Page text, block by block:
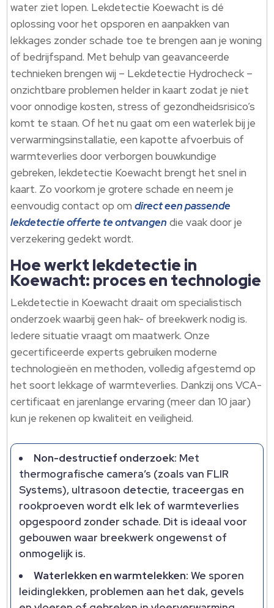
water ziet lopen.​ Lekdetectie Koewacht is dé
oplossing voor het opsporen en aanpakken van
lekkages zonder schade toe te brengen aan je woning
of bedrijfspand.​ Met behulp van geavanceerde
technieken brengen wij – Lekdetectie Hydrocheck –
onzichtbare problemen helder in kaart zodat je niet
voor onnodige kosten, stress of gezondheidsrisico’s
komt te staan.​ Of het nu gaat om een waterlek bij je
verwarmingsinstallatie, een kapotte afvoerbuis of
warmteverlies door verborgen bouwkundige
gebreken, lekdetectie Koewacht brengt het snel in
kaart.​ Zo voorkom je grotere schade en neem je
eenvoudig contact op omdirect een passende
lekdetectie offerte te ontvangen die vaak door je
verzekering gedekt wordt.​
Hoe werkt lekdetectie in
Koewacht: proces en technologie
Lekdetectie in Koewacht draait om specialistisch
onderzoek waarbij geen hak- of breekwerk nodig is.​
Iedere situatie vraagt om maatwerk.​ Onze
gecertificeerde experts gebruiken moderne
technologieën en methoden, volledig afgestemd op
het soort lekkage of warmteverlies.​ Dankzij ons VCA-
certificaat en jarenlange ervaring (meer dan 10 jaar)
kun je rekenen op kwaliteit en veiligheid.​
Non-destructief onderzoek: Met
thermografische camera’s (zoals van FLIR
Systems), ultrasoon detectie, traceergas en
rookproeven wordt elk lek of warmteverlies
opgespoord zonder schade.​ Dit is ideaal voor
gebouwen waar breekwerk ongewenst of
onmogelijk is.​
Waterlekken en warmtelekken: We sporen
leidinglekken, problemen aan het dak, gevels